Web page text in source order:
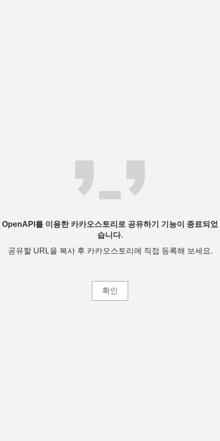
OpenAPI를 이용한 카카오스토리로 공유하기 기능이 종료되었
습니다.
공유할 URL을 복사 후 카카오스토리에 직접 등록해 보세요.
확인